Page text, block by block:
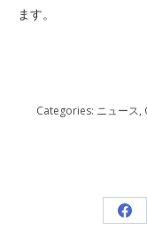
ます。
Categories: ニュース,